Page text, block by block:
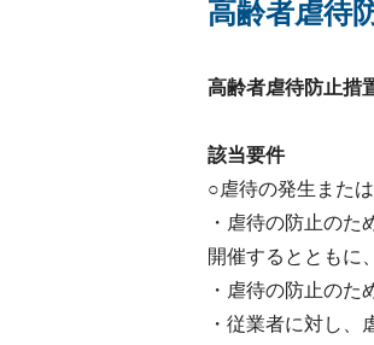
高齢者虐待
高齢者虐待防止措
該当要件
○虐待の発生また
・虐待の防止の
開催するとともに
・虐待の防止のた
・従業者に対し